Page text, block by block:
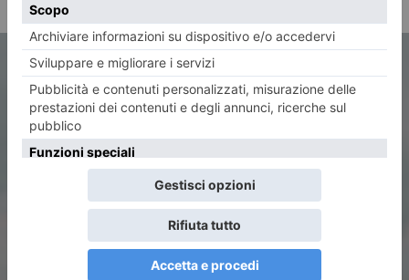
Torino, una “primavera” di
opportunità per bambine e
bambini da 0 a 6 anni e
famiglie